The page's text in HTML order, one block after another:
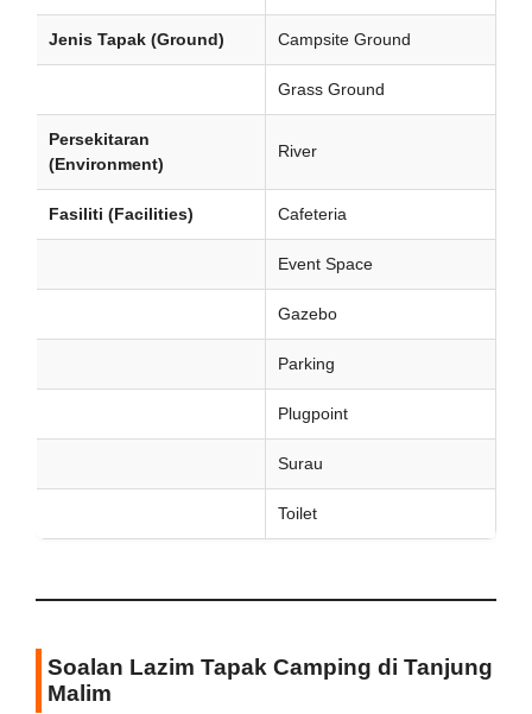
Jenis Tapak (Ground) Campsite Ground
Grass Ground
Persekitaran
(Environment)
River
Fasiliti (Facilities) Cafeteria
Event Space
Gazebo
Parking
Plugpoint
Surau
Toilet
Soalan Lazim Tapak Camping di Tanjung
Malim